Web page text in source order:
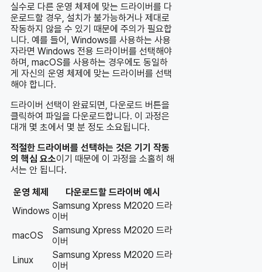
실수로 다른 운영 체제에 맞는 드라이버를 다
운로드할 경우, 설치가 불가능하거나 제대로
작동하지 않을 수 있기 때문에 주의가 필요합
니다. 예를 들어, Windows를 사용하는 사용
자라면 Windows 전용 드라이버를 선택해야
하며, macOS를 사용하는 경우에도 동일하
게 자신의 운영 체제에 맞는 드라이버를 선택
해야 합니다.
드라이버 선택이 완료되면, 다운로드 버튼을
클릭하여 파일을 다운로드합니다. 이 과정은
대개 몇 초에서 몇 분 정도 소요됩니다.
적절한 드라이버를 선택하는 것은 기기 작동
의 핵심 요소이기 때문에 이 과정을 소홀히 해
서는 안 됩니다.
운영 체제
다운로드할 드라이버 예시
Windows Samsung Xpress M2020 드라
이버
macOS
Samsung Xpress M2020 드라
이버
Linux
Samsung Xpress M2020 드라
이버